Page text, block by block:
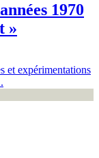
1970
»
et expérimentations